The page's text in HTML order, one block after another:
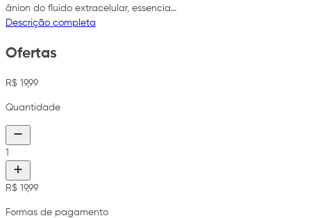
ânion do fluido extracelular, essencia…
Descrição completa
Ofertas
R$ 19,99
Quantidade
1
R$ 19,99
Formas de pagamento